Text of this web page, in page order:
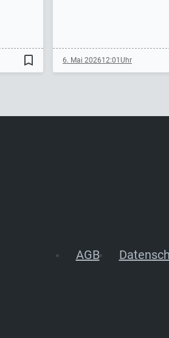
bookmark_border 6. Mai 202612:01
AGB